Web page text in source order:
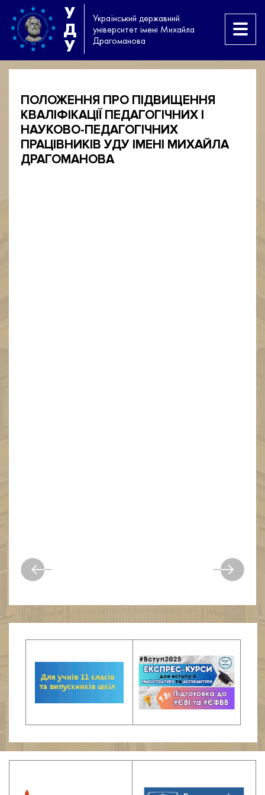
У
Д
У
Український державний
університет імені Михайла
Драгоманова
ПОЛОЖЕННЯ ПРО ПІДВИЩЕННЯ
КВАЛІФІКАЦІЇ ПЕДАГОГІЧНИХ І
НАУКОВО-ПЕДАГОГІЧНИХ
ПРАЦІВНИКІВ УДУ ІМЕНІ МИХАЙЛА
ДРАГОМАНОВА